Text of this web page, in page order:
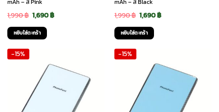
mAh – สี Pink
1,990฿ Original
price
was:
1,690฿Current
หยิบใส่ตะกร้า
mAh – สี Black
1,990฿ Original
price
was:
1,690฿Current
หยิบใส่ตะกร้า
-15% -15%